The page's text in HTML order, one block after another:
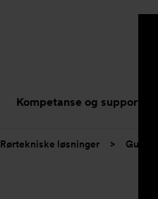
Kompetanse og support
Rørtekniske løsninger >